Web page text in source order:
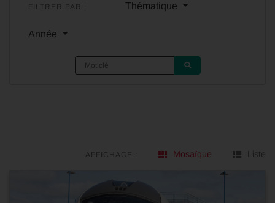
FILTRER PAR : Thématique
Année
AFFICHAGE : Mosaïque Liste